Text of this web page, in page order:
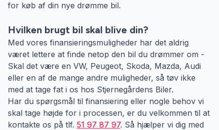
for køb af din nye drømme bil.
Hvilken brugt bil skal blive din?
Med vores finansieringsmuligheder har det aldrig
været lettere at finde netop den bil du drømmer om -
Skal det være en VW, Peugeot, Skoda, Mazda, Audi
eller en af de mange andre muligheder, så tøv ikke
med at tage fat i os hos Stjernegårdens Biler.
Har du spørgsmål til finansiering eller nogle behov vi
skal tage højde for i processen, er du velkommen til at
kontakte os på tlf. 51 97 87 97. Så hjælper vi dig med